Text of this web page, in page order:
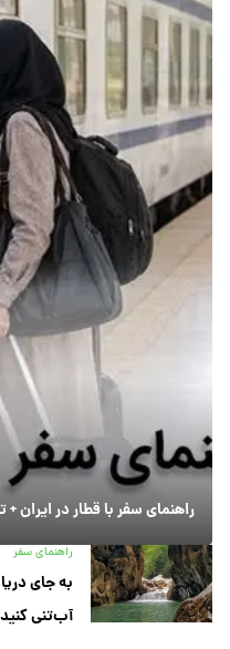
راهنمای سفر با قطار در ایران
راهنمای سفر
به جای
آب‌تنی کنید